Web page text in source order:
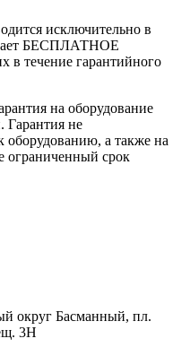
исключительно в
БЕСПЛАТНОЕ
в течение гарантийного
на оборудование
Гарантия не
оборудованию, а также на
ограниченный срок
округ Басманный, пл.
3Н